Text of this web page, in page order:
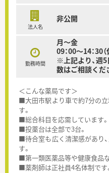
法人名
非公開
勤務時間
月～金
09：00～14：30
※上記より、週
数はご相談くだ
＜こんな薬局です＞
■大田市駅より車で約7分の
す。
■総合科目を応需しています。
■投薬台は全部で3台。
■待合室も広く清潔感があり
す。
■第一類医薬品等や健康食品
■薬剤師は正社員4名体制です